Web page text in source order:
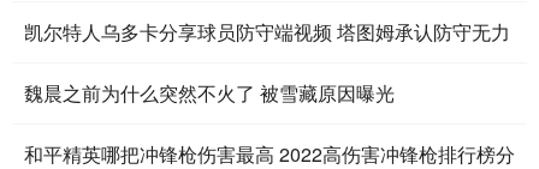
凯尔特人乌多卡分享球员防守端视频 塔图姆承认防守无力
魏晨之前为什么突然不火了 被雪藏原因曝光
和平精英哪把冲锋枪伤害最高 2022高伤害冲锋枪排行榜分